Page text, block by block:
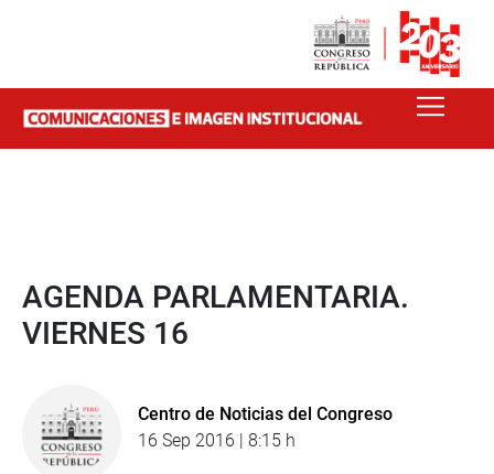
AGENDA PARLAMENTARIA.
VIERNES 16
Centro de Noticias del Congreso
16 Sep 2016 | 8:15 h